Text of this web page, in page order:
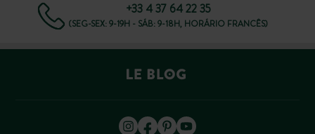
+33 4 37 64 22 35
(SEG-SEX: 9-19H - SÁB: 9-18H, HORÁRIO FRANCÊS)